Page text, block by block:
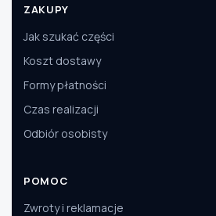
ZAKUPY
Jak szukać części
Koszt dostawy
Formy płatności
Czas realizacji
Odbiór osobisty
POMOC
Zwroty i reklamacje